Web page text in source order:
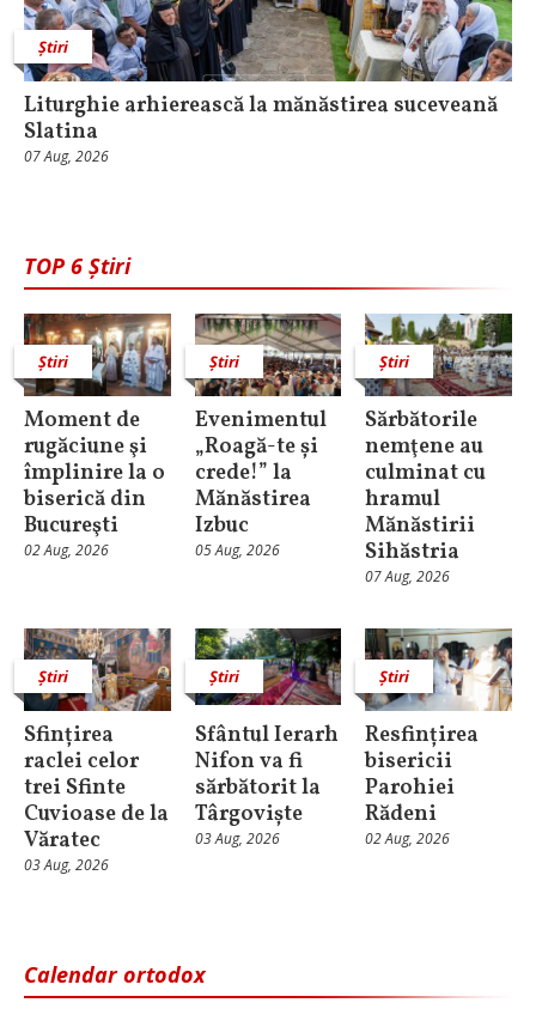
Știri
Liturghie arhierească la mănăstirea suceveană
Slatina
07 Aug, 2026
TOP 6 Știri
Știri
Moment de
rugăciune şi
împlinire la o
biserică din
Bucureşti
02 Aug, 2026
Știri
Evenimentul
„Roagă-te și
crede!” la
Mănăstirea
Izbuc
05 Aug, 2026
Știri
Sărbătorile
nemţene au
culminat cu
hramul
Mănăstirii
Sihăstria
07 Aug, 2026
Știri
Sfințirea
raclei celor
trei Sfinte
Cuvioase de la
Văratec
03 Aug, 2026
Știri
Sfântul Ierarh
Nifon va fi
sărbătorit la
Târgoviște
03 Aug, 2026
Știri
Resfințirea
bisericii
Parohiei
Rădeni
02 Aug, 2026
Calendar ortodox